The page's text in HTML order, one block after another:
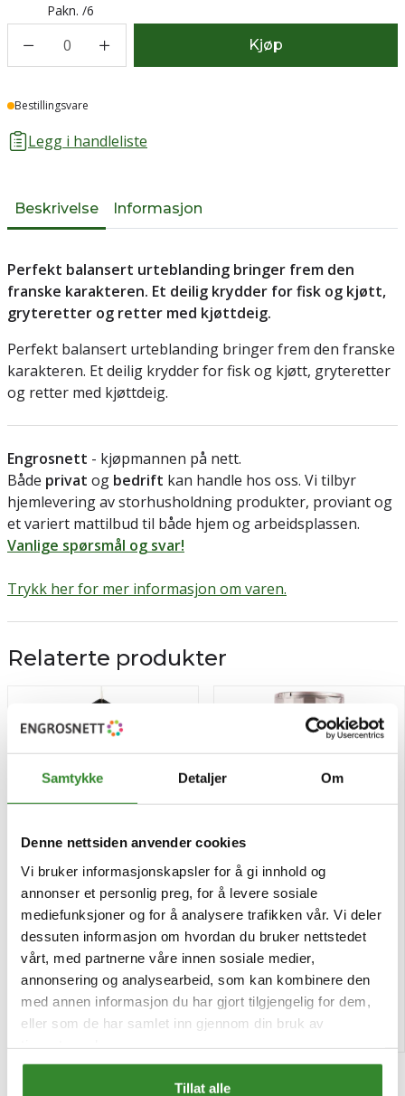
Samtykke Detaljer Om
Denne nettsiden anvender cookies
Vi bruker informasjonskapsler for å gi innhold og
annonser et personlig preg, for å levere sosiale
mediefunksjoner og for å analysere trafikken vår. Vi deler
dessuten informasjon om hvordan du bruker nettstedet
vårt, med partnerne våre innen sosiale medier,
annonsering og analysearbeid, som kan kombinere den
med annen informasjon du har gjort tilgjengelig for dem,
eller som de har samlet inn gjennom din bruk av
Tillat alle
Pakn. /6
0 Kjøp
Lager
Bestillingsvare
Legg i handleliste
Beskrivelse Informasjon
Perfekt balansert urteblanding bringer frem den
franske karakteren. Et deilig krydder for fisk og kjøtt,
gryteretter og retter med kjøttdeig.
Perfekt balansert urteblanding bringer frem den franske
karakteren. Et deilig krydder for fisk og kjøtt, gryteretter
og retter med kjøttdeig.
Engrosnett - kjøpmannen på nett.
Både privat og bedrift kan handle hos oss. Vi tilbyr
hjemlevering av storhusholdning produkter, proviant og
et variert mattilbud til både hjem og arbeidsplassen.
Vanlige spørsmål og svar!
Trykk her for mer informasjon om varen.
Relaterte produkter
Kyllingkrydder 640g
Pris
kr 68,68 /stk
Tilgjengelig
Kjøp
Basil & tomato 250g
Pris
kr 137,58 /stk
Kjøp